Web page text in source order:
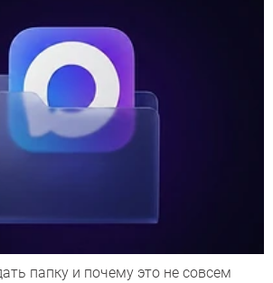
папку и почему это не совсем